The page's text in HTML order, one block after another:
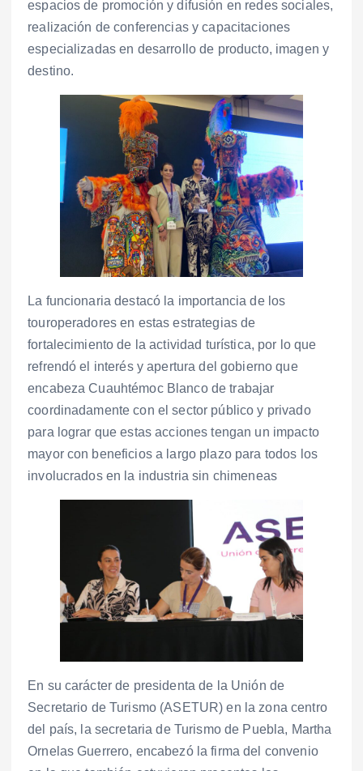
espacios de promoción y difusión en redes sociales,
realización de conferencias y capacitaciones
especializadas en desarrollo de producto, imagen y
destino.
La funcionaria destacó la importancia de los
touroperadores en estas estrategias de
fortalecimiento de la actividad turística, por lo que
refrendó el interés y apertura del gobierno que
encabeza Cuauhtémoc Blanco de trabajar
coordinadamente con el sector público y privado
para lograr que estas acciones tengan un impacto
mayor con beneficios a largo plazo para todos los
involucrados en la industria sin chimeneas
En su carácter de presidenta de la Unión de
Secretario de Turismo (ASETUR) en la zona centro
del país, la secretaria de Turismo de Puebla, Martha
Ornelas Guerrero, encabezó la firma del convenio